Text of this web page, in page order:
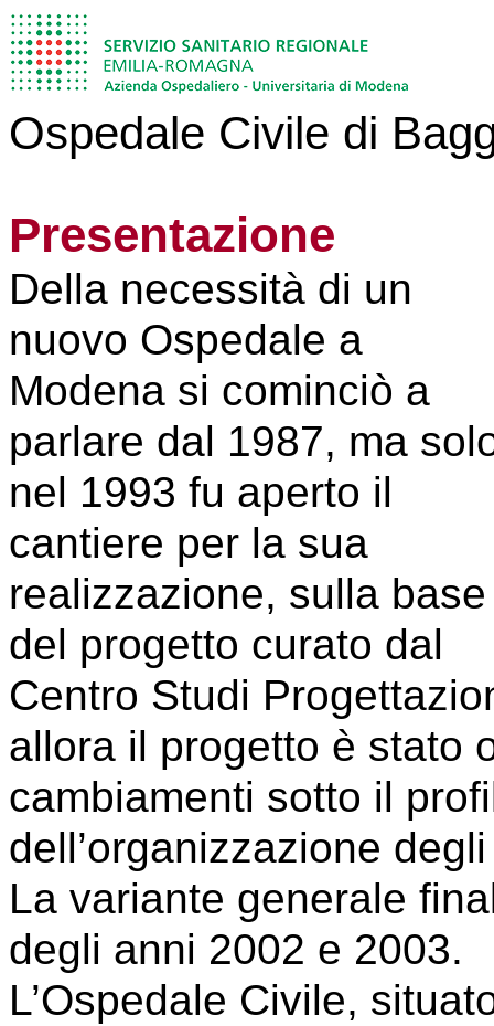
Ospedale Civile di
Presentazione
Della necessità di un
nuovo Ospedale a
Modena si cominciò a
parlare dal 1987, ma
nel 1993 fu aperto il
cantiere per la sua
realizzazione, sulla base
del progetto curato dal
Centro Studi
allora il progetto è stato
cambiamenti sotto il
dell’organizzazione
La variante generale
degli anni 2002 e 2003.
L’Ospedale Civile,